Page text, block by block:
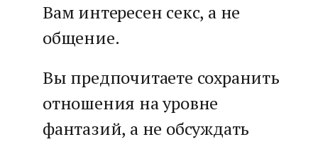
Вам интересен секс, а не
общение.
Вы предпочитаете сохранить
отношения на уровне
фантазий, а не обсуждать